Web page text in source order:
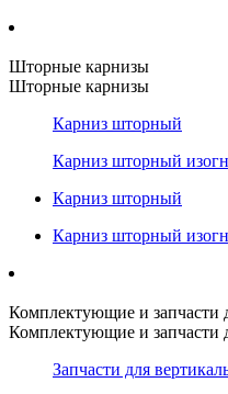
Шторные карнизы
Шторные карнизы
Карниз шторный
Карниз шторный
Карниз шторный
Карниз шторный
Комплектующие и
Комплектующие и
Запчасти для